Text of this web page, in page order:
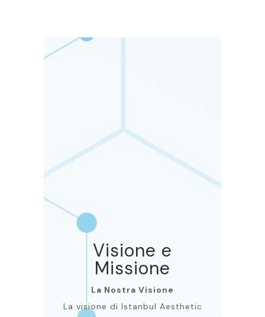
Visione e
Missione
La Nostra Visione
La visione di Istanbul Aesthetic